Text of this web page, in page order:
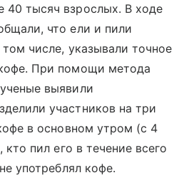
40 тысяч взрослых. В ходе
что ели и пили
числе, указывали точное
При помощи метода
выявили
участников на три
в основном утром (с 4
пил его в течение всего
употреблял кофе.